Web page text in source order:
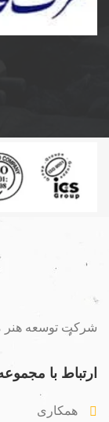
مخابرات
شرکت توسعه هنر
ارتباط با
همکاری